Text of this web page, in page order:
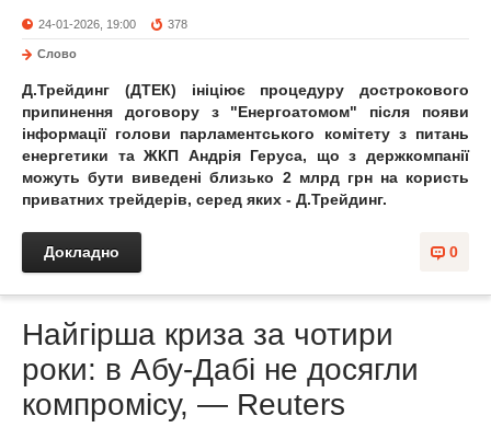
24-01-2026, 19:00 378
Слово
Д.Трейдинг (ДТЕК) ініціює процедуру дострокового
припинення договору з "Енергоатомом" після появи
інформації голови парламентського комітету з питань
енергетики та ЖКП Андрія Геруса, що з держкомпанії
можуть бути виведені близько 2 млрд грн на користь
приватних трейдерів, серед яких - Д.Трейдинг.
0
Докладно
Найгірша криза за чотири
роки: в Абу-Дабі не досягли
компромісу, — Reuters